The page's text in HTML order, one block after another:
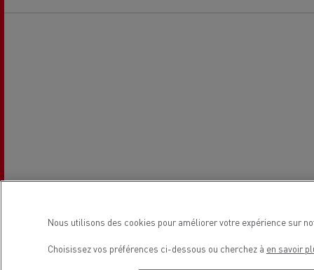
Nous utilisons des cookies pour améliorer votre expérience sur
Choisissez vos préférences ci-dessous ou cherchez à en savoir